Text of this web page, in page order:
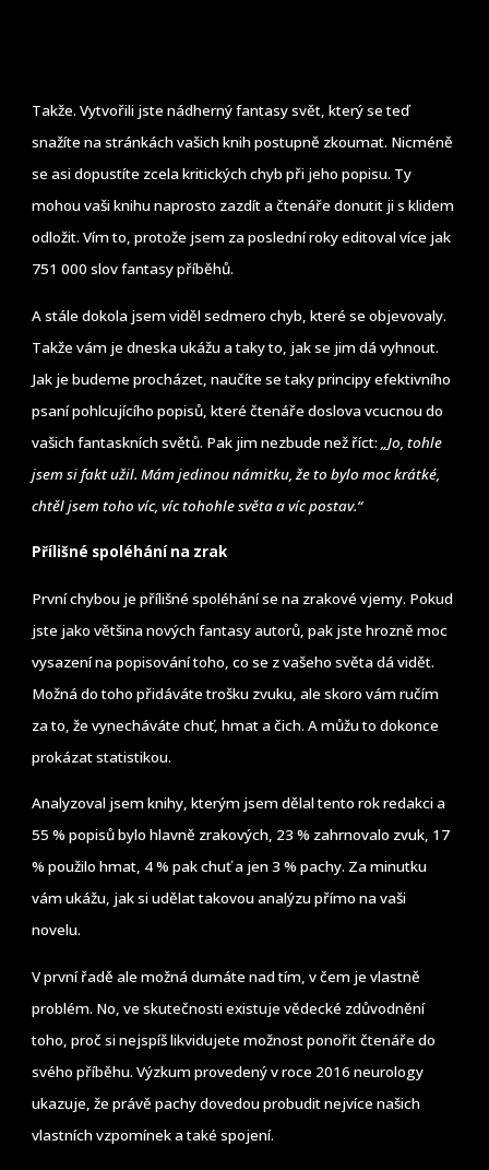
Takže. Vytvořili jste nádherný fantasy svět, který se teď
snažíte na stránkách vašich knih postupně zkoumat. Nicméně
se asi dopustíte zcela kritických chyb při jeho popisu. Ty
mohou vaši knihu naprosto zazdít a čtenáře donutit ji s klidem
odložit. Vím to, protože jsem za poslední roky editoval více jak
751 000 slov fantasy příběhů.
A stále dokola jsem viděl sedmero chyb, které se objevovaly.
Takže vám je dneska ukážu a taky to, jak se jim dá vyhnout.
Jak je budeme procházet, naučíte se taky principy efektivního
psaní pohlcujícího popisů, které čtenáře doslova vcucnou do
vašich fantaskních světů. Pak jim nezbude než říct:„Jo, tohle
jsem si fakt užil. Mám jedinou námitku, že to bylo moc krátké,
chtěl jsem toho víc, víc tohohle světa a víc postav.“
Přílišné spoléhání na zrak
První chybou je přílišné spoléhání se na zrakové vjemy. Pokud
jste jako většina nových fantasy autorů, pak jste hrozně moc
vysazení na popisování toho, co se z vašeho světa dá vidět.
Možná do toho přidáváte trošku zvuku, ale skoro vám ručím
za to, že vynecháváte chuť, hmat a čich. A můžu to dokonce
prokázat statistikou.
Analyzoval jsem knihy, kterým jsem dělal tento rok redakci a
55 % popisů bylo hlavně zrakových, 23 % zahrnovalo zvuk, 17
% použilo hmat, 4 % pak chuť a jen 3 % pachy. Za minutku
vám ukážu, jak si udělat takovou analýzu přímo na vaši
novelu.
V první řadě ale možná dumáte nad tím, v čem je vlastně
problém. No, ve skutečnosti existuje vědecké zdůvodnění
toho, proč si nejspíš likvidujete možnost ponořit čtenáře do
svého příběhu. Výzkum provedený v roce 2016 neurology
ukazuje, že právě pachy dovedou probudit nejvíce našich
vlastních vzpomínek a také spojení.